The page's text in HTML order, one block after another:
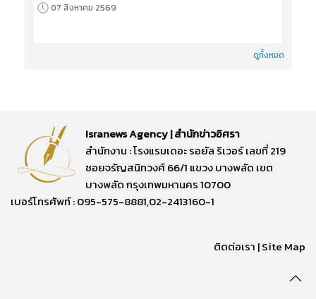
07 สิงหาคม 2569
ดูทั้งหมด
Isranews Agency | สำนักข่าวอิศรา
สำนักงาน : โรงแรมเดอะ รอยัล ริเวอร์ เลขที่ 219
ซอยจรัญสนิทวงศ์ 66/1 แขวง บางพลัด เขต
บางพลัด กรุงเทพมหานคร 10700
เบอร์โทรศัพท์ : 095-575-8881,02-2413160-1
ติดต่อเรา |Site Map